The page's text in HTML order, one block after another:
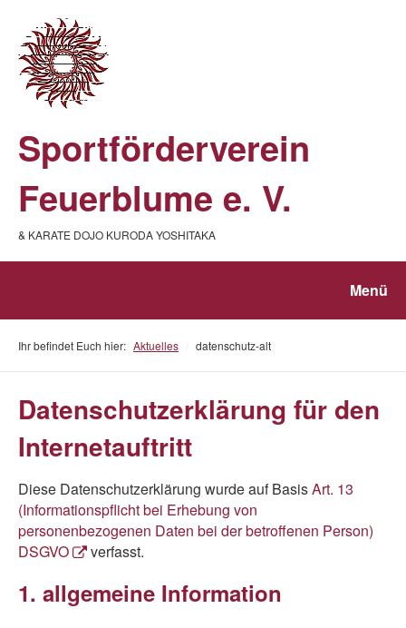
Sportförderverein
Feuerblume e. V.
& KARATE DOJO KURODA YOSHITAKA
Menü
Ihr befindet Euch hier: Aktuelles datenschutz-alt
Datenschutzerklärung für den
Internetauftritt
Diese Datenschutzerklärung wurde auf BasisArt. 13
(Informationspflicht bei Erhebung von
personenbezogenen Daten bei der betroffenen Person)
DSGVO
verfasst.
1. allgemeine Information